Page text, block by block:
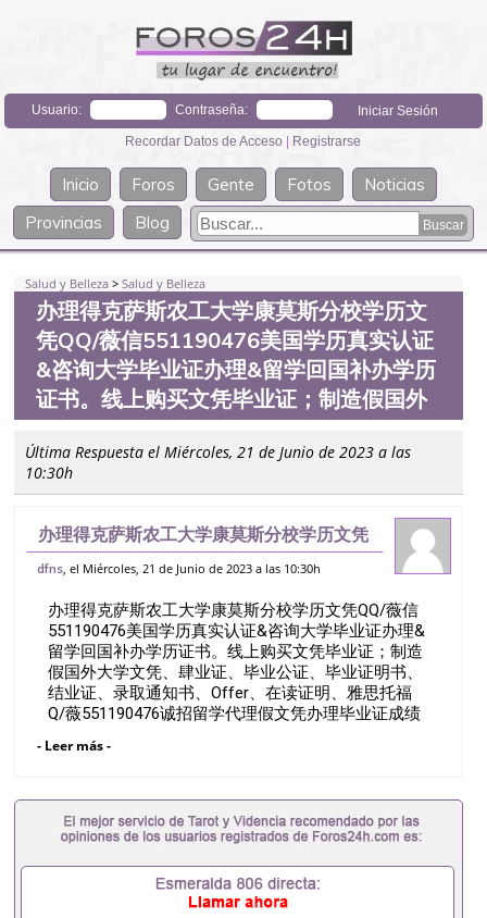
Usuario: Contraseña:
Recordar Datos de Acceso | Registrarse
Inicio Foros Gente Fotos
Noticias
Provincias
Blog
Salud y Belleza >Salud y Belleza
办理得克萨斯农工大学康莫斯分校学历文
凭QQ/薇信551190476美国学历真实认证
&咨询大学毕业证办理&留学回国补办学历
证书。线上购买文凭毕业证；制造假国外
Última Respuesta el Miércoles, 21 de Junio de 2023 a las
10:30h
办理得克萨斯农工大学康莫斯分校学历文凭
QQ/薇信551190476美国学历真实认证&
书。线上购买文凭毕业证；制造假国外
dfns , el Miércoles, 21 de Junio de 2023 a las 10:30h
办理得克萨斯农工大学康莫斯分校学历文凭QQ/薇信
551190476美国学历真实认证&咨询大学毕业证办理&
留学回国补办学历证书。线上购买文凭毕业证；制造
假国外大学文凭、肆业证、毕业公证、毕业证明书、
结业证、录取通知书、Offer、在读证明、雅思托福
Q/薇551190476诚招留学代理假文凭办理毕业证成绩
办理留信网认证办理留服认证办理学历认证办理学生
洲文凭办理英国文凭办理加拿大文凭办理德国文凭
一、快速办理材料： 1、毕业证+成绩单+留学回国人
员证明+教育部认证,录取通知书，雅思。（全套留学
代）； 2、雅思、托福，OFFER，在读证明，学生卡
等留学相关材料（申请学校、转学，甚至是申请工签
- Leer más -